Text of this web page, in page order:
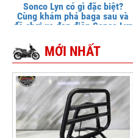
Sonco Lyn có gì đặc biệt?
Cùng khám phá baga sau và
đồ chơi xe đạp điện Sonco Lyn
MỚI NHẤT